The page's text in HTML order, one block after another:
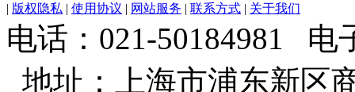
| 版权隐私 | 使用协议 | 网站服务 | 联系方式 | 关于我们
电话：021-50184981 电
地址：上海市浦东新区